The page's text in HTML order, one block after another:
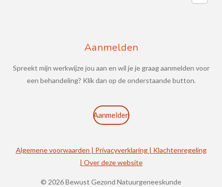
Aanmelden
Spreekt mijn werkwijze jou aan en wil je je graag aanmelden voor
een behandeling? Klik dan op de onderstaande button.
Aanmelden
Algemene voorwaarden | Privacyverklaring | Klachtenregeling
| Over deze website
© 2026 Bewust Gezond Natuurgeneeskunde